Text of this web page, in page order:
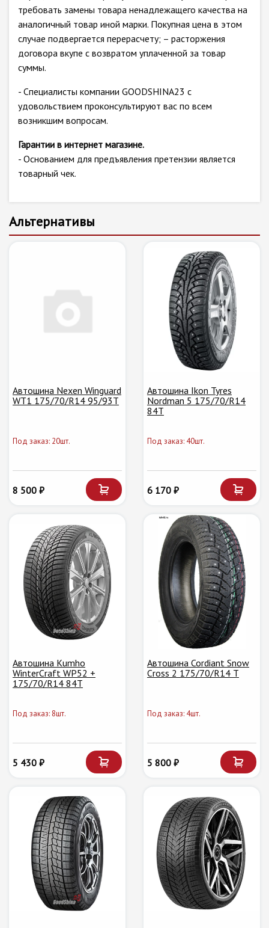
требовать замены товара ненадлежащего качества на
аналогичный товар иной марки. Покупная цена в этом
случае подвергается перерасчету; – расторжения
договора вкупе с возвратом уплаченной за товар
суммы.
- Специалисты компании GOODSHINA23 с
удовольствием проконсультируют вас по всем
возникшим вопросам.
Гарантии в интернет магазине.
- Основанием для предъявления претензии является
товарный чек.
Альтернативы
Автошина Nexen Winguard
WT1 175/70/R14 95/93T
Под заказ: 20шт.
8 500 ₽
Автошина Ikon Tyres
Nordman 5 175/70/R14
84T
Под заказ: 40шт.
6 170 ₽
Автошина Kumho
WinterCraft WP52 +
175/70/R14 84T
Под заказ: 8шт.
5 430 ₽
Автошина Cordiant Snow
Cross 2 175/70/R14 T
Под заказ: 4шт.
5 800 ₽